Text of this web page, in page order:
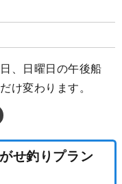
、日曜日の午後船
け変わります。